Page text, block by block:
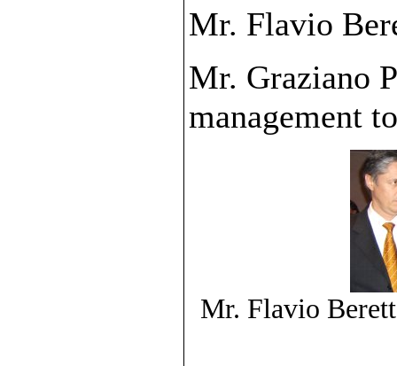
Mr. Flavio
Mr. Graziano
management
Mr. Flavio